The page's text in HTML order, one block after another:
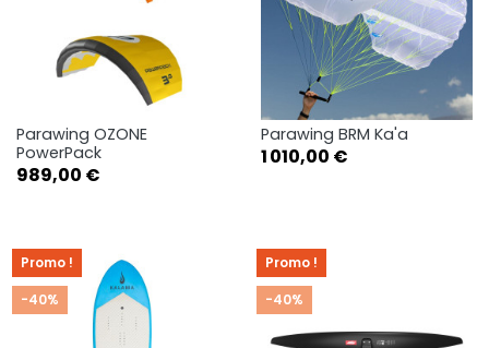
Parawing OZONE
PowerPack
Prix
989,00 €
Parawing BRM Ka'a
Prix
1 010,00 €
Promo !
-40%
Promo !
-40%